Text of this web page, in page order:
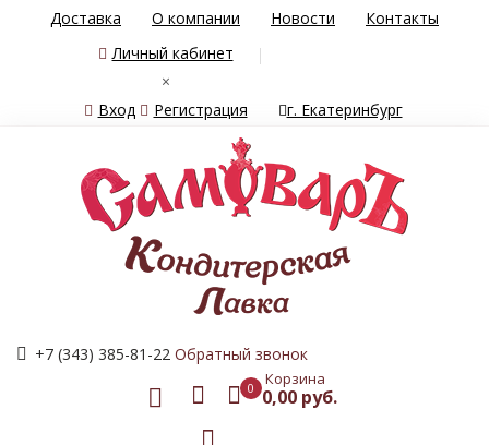
Доставка О компании Новости
Контакты
Личный кабинет
×
Вход
Регистрация г. Екатеринбург
+7 (343) 385-81-22 Обратный звонок
0 Корзина
0,00 руб.